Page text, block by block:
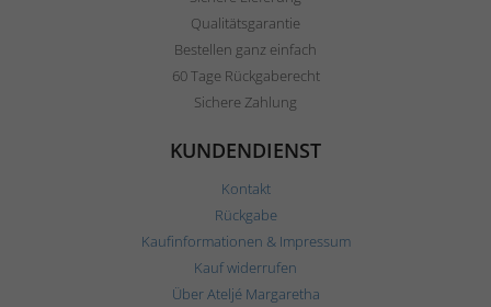
Qualitätsgarantie
Bestellen ganz einfach
60 Tage Rückgaberecht
Sichere Zahlung
KUNDENDIENST
Kontakt
Rückgabe
Kaufinformationen & Impressum
Kauf widerrufen
Über Ateljé Margaretha